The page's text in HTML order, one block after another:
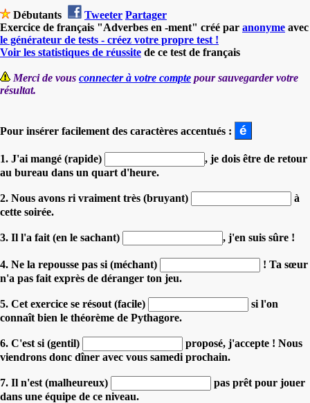
Débutants Tweeter Partager
Exercice de français "Adverbes en -ment" créé par anonyme avec
le générateur de tests - créez votre propre test !
Voir les statistiques de réussite de ce test de français
Merci de vous connecter à votre compte pour sauvegarder votre
résultat.
Pour insérer facilement des caractères accentués :
1. J'ai mangé (rapide)
, je dois être de retour
au bureau dans un quart d'heure.
2. Nous avons ri vraiment très (bruyant)
à
cette soirée.
3. Il l'a fait (en le sachant) , j'en suis sûre !
4. Ne la repousse pas si (méchant)
! Ta sœur
n'a pas fait exprès de déranger ton jeu.
5. Cet exercice se résout (facile)
si l'on
connaît bien le théorème de Pythagore.
6. C'est si (gentil)
proposé, j'accepte ! Nous
viendrons donc dîner avec vous samedi prochain.
7. Il n'est (malheureux)
pas prêt pour jouer
dans une équipe de ce niveau.